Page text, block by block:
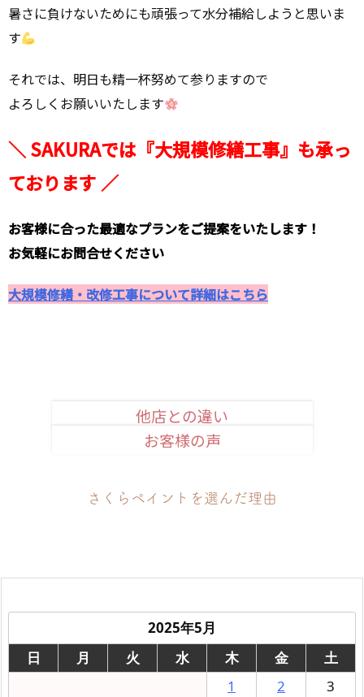
暑さに負けないためにも頑張って水分補給しようと思いま
す
それでは、明日も精一杯努めて参りますので
よろしくお願いいたします
＼ SAKURAでは『大規模修繕工事』も承っ
ております ／
お客様に合った最適なプランをご提案をいたします！
お気軽にお問合せください
大規模修繕・改修工事について詳細はこちら
安心品質のお約束
他店との違い
さくらペイントを選んだ理由
お客様の声
2025年5月
日
月 火 水 木 金
土
1
2
3